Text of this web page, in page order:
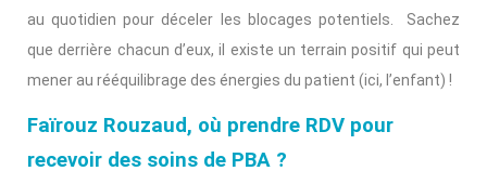
au quotidien pour déceler les blocages potentiels. Sachez
que derrière chacun d’eux, il existe un terrain positif qui peut
mener au rééquilibrage des énergies du patient (ici, l’enfant) !
Faïrouz Rouzaud, où prendre RDV pour
recevoir des soins de PBA ?